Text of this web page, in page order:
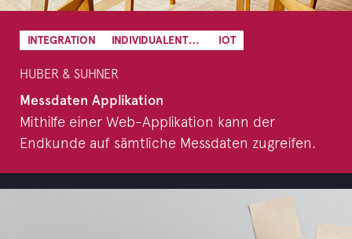
INTEGRATION INDIVIDUALENTWICKLUNG IOT
HUBER & SUHNER
Messdaten Applikation
Mithilfe einer Web-Applikation kann der
Endkunde auf sämtliche Messdaten zugreifen.